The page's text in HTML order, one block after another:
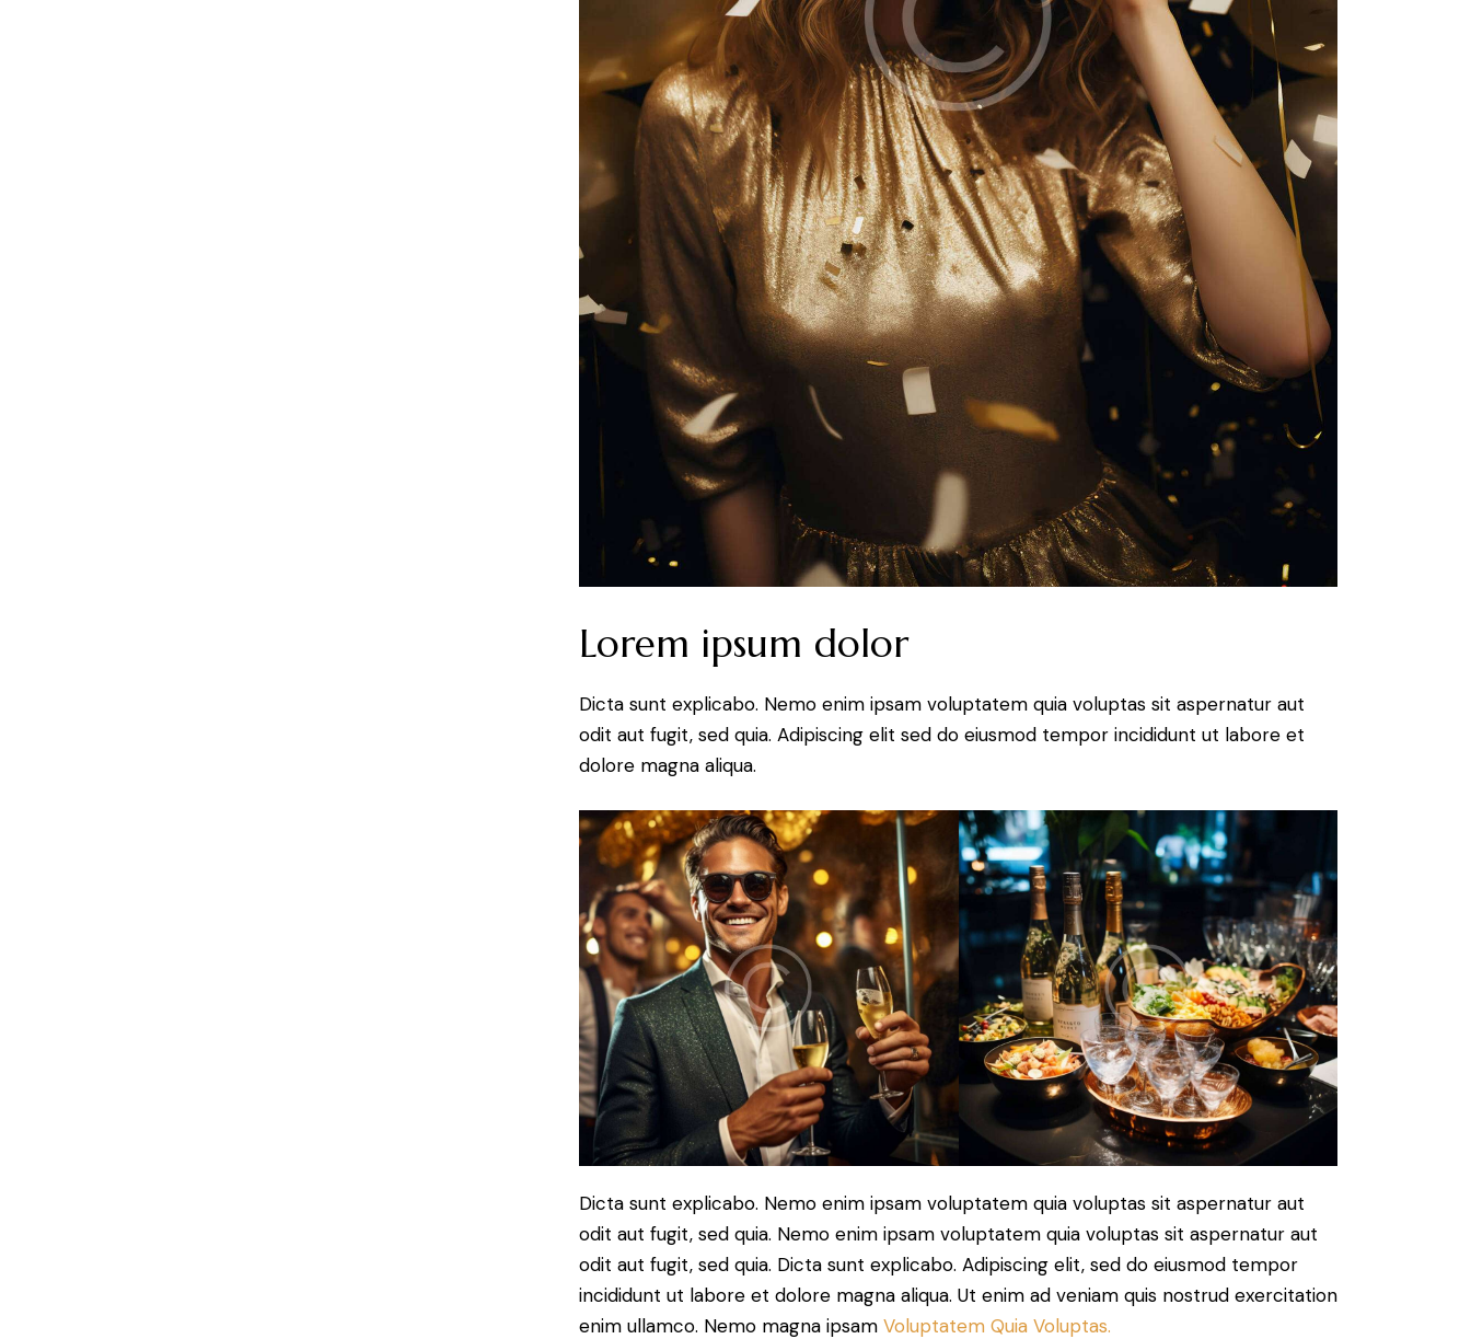
Lorem ipsum dolor
Dicta sunt explicabo. Nemo enim ipsam voluptatem quia voluptas sit aspernatur aut
odit aut fugit, sed quia. Adipiscing elit sed do eiusmod tempor incididunt ut labore et
dolore magna aliqua.
Dicta sunt explicabo. Nemo enim ipsam voluptatem quia voluptas sit aspernatur aut
odit aut fugit, sed quia. Nemo enim ipsam voluptatem quia voluptas sit aspernatur aut
odit aut fugit, sed quia. Dicta sunt explicabo. Adipiscing elit, sed do eiusmod tempor
incididunt ut labore et dolore magna aliqua. Ut enim ad veniam quis nostrud exercitation
enim ullamco. Nemo magna ipsam Voluptatem Quia Voluptas.